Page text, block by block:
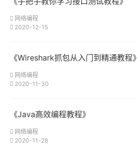
网络编程
2020-12-15
《Wireshark抓包从入门到精通教程》
网络编程
2020-11-30
《Java高效编程教程》
网络编程
2020-11-28